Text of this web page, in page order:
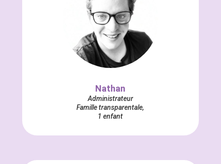
Nathan
Administrateur
Famille transparentale,
1 enfant